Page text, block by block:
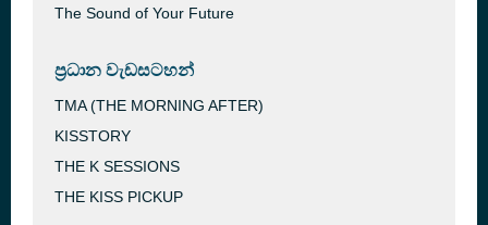
The Sound of Your Future
ප්‍රධාන වැඩසටහන්
TMA (THE MORNING AFTER)
KISSTORY
THE K SESSIONS
THE KISS PICKUP